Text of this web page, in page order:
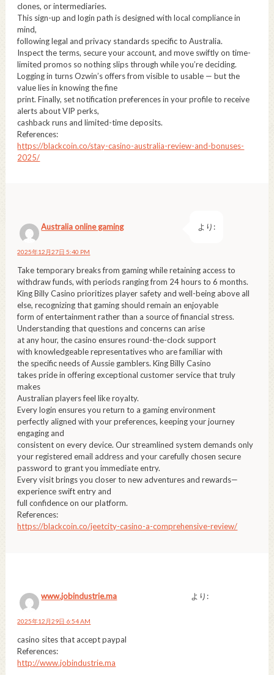
clones, or intermediaries.
This sign-up and login path is designed with local compliance in
mind,
following legal and privacy standards specific to Australia.
Inspect the terms, secure your account, and move swiftly on time-
limited promos so nothing slips through while you’re deciding.
Logging in turns Ozwin’s offers from visible to usable — but the
value lies in knowing the fine
print. Finally, set notification preferences in your profile to receive
alerts about VIP perks,
cashback runs and limited-time deposits.
References:
https://blackcoin.co/stay-casino-australia-review-and-bonuses-
2025/
Australia online gaming より:
2025年12月27日 5:40 PM
Take temporary breaks from gaming while retaining access to
withdraw funds, with periods ranging from 24 hours to 6 months.
King Billy Casino prioritizes player safety and well-being above all
else, recognizing that gaming should remain an enjoyable
form of entertainment rather than a source of financial stress.
Understanding that questions and concerns can arise
at any hour, the casino ensures round-the-clock support
with knowledgeable representatives who are familiar with
the specific needs of Aussie gamblers. King Billy Casino
takes pride in offering exceptional customer service that truly
makes
Australian players feel like royalty.
Every login ensures you return to a gaming environment
perfectly aligned with your preferences, keeping your journey
engaging and
consistent on every device. Our streamlined system demands only
your registered email address and your carefully chosen secure
password to grant you immediate entry.
Every visit brings you closer to new adventures and rewards—
experience swift entry and
full confidence on our platform.
References:
https://blackcoin.co/jeetcity-casino-a-comprehensive-review/
www.jobindustrie.ma より:
2025年12月29日 6:54 AM
casino sites that accept paypal
References:
http://www.jobindustrie.ma